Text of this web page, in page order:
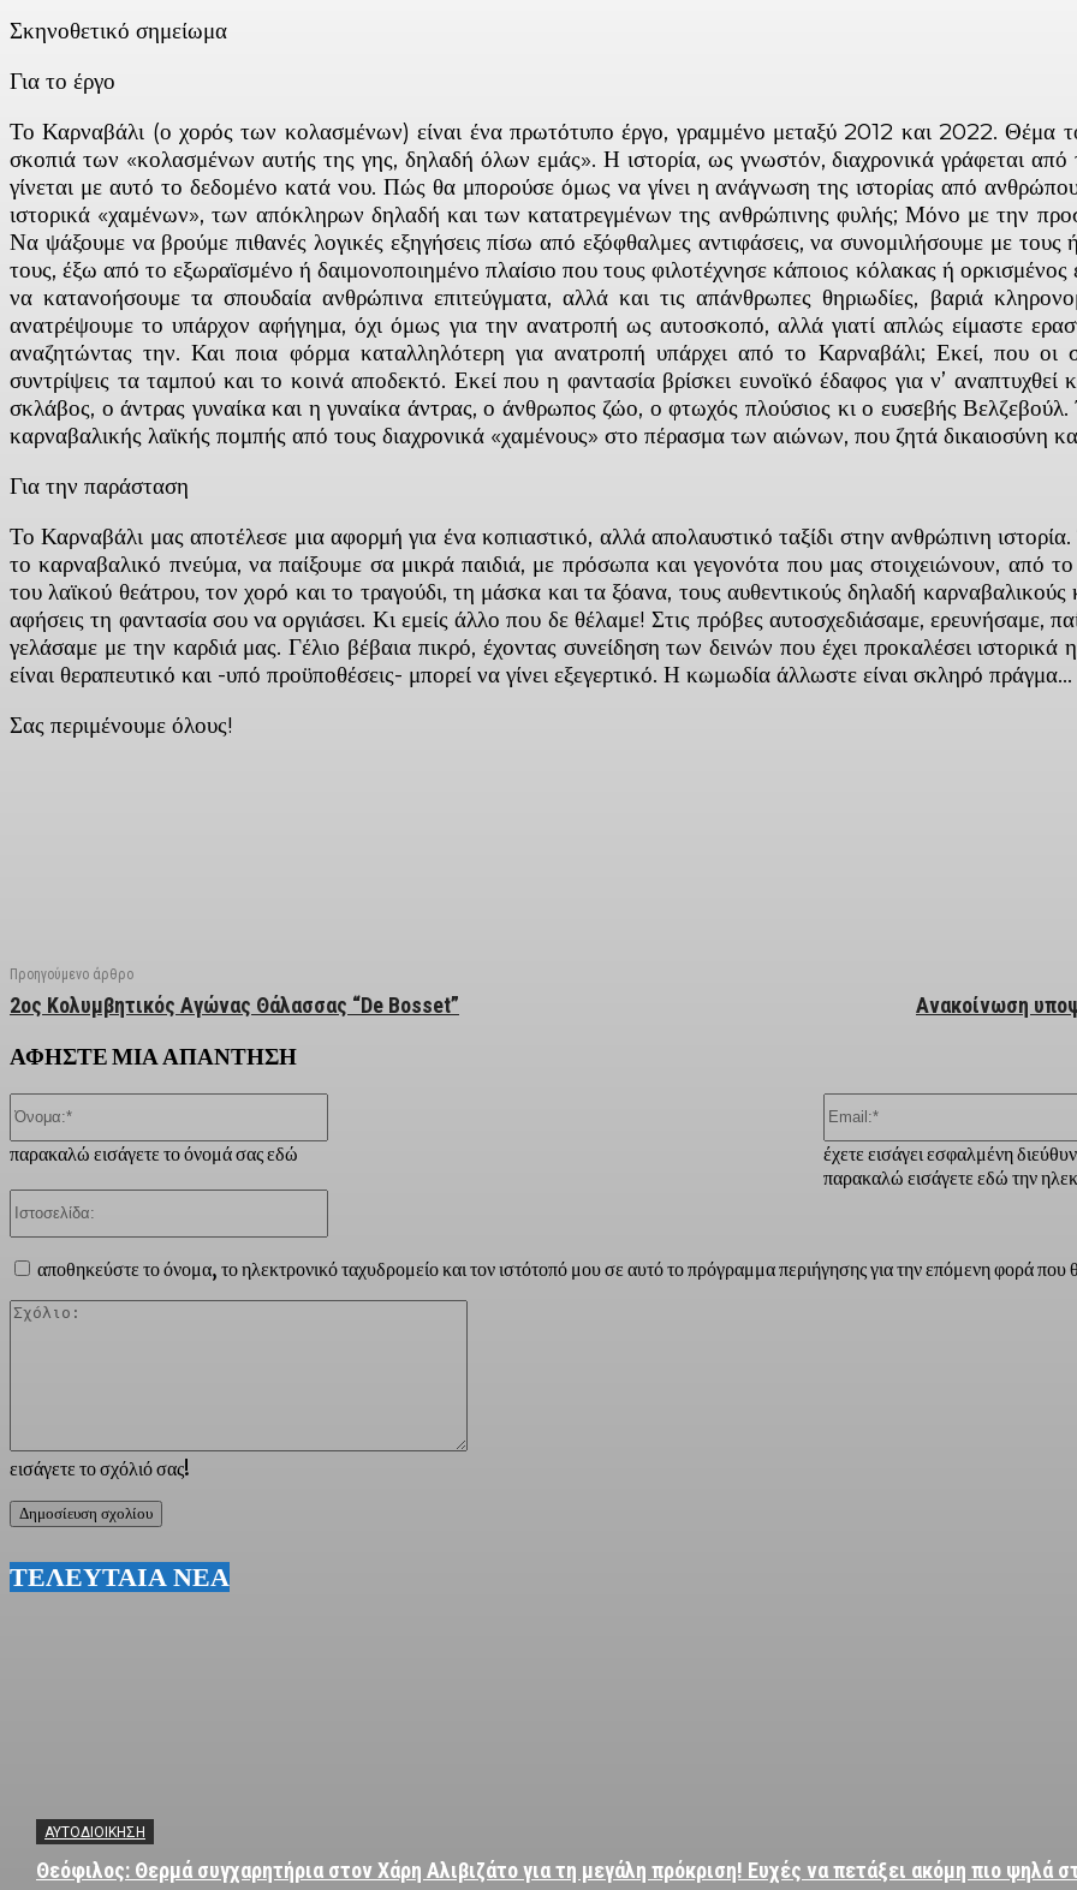
Σκηνοθετικό σημείωμα
Για το έργο
Το Καρναβάλι (ο χορός των κολασμένων) είναι ένα πρωτότυπο έργο, γραμμένο μεταξύ 2012 και 2022. Θέμα
σκοπιά των «κολασμένων αυτής της γης, δηλαδή όλων εμάς». Η ιστορία, ως γνωστόν, διαχρονικά γράφεται από
γίνεται με αυτό το δεδομένο κατά νου. Πώς θα μπορούσε όμως να γίνει η ανάγνωση της ιστορίας από
ιστορικά «χαμένων», των απόκληρων δηλαδή και των κατατρεγμένων της ανθρώπινης φυλής; Μόνο με την
Να ψάξουμε να βρούμε πιθανές λογικές εξηγήσεις πίσω από εξόφθαλμες αντιφάσεις, να συνομιλήσουμε με τους
τους, έξω από το εξωραϊσμένο ή δαιμονοποιημένο πλαίσιο που τους φιλοτέχνησε κάποιος κόλακας ή
να κατανοήσουμε τα σπουδαία ανθρώπινα επιτεύγματα, αλλά και τις απάνθρωπες θηριωδίες, βαριά
ανατρέψουμε το υπάρχον αφήγημα, όχι όμως για την ανατροπή ως αυτοσκοπό, αλλά γιατί απλώς είμαστε
αναζητώντας την. Και ποια φόρμα καταλληλότερη για ανατροπή υπάρχει από το Καρναβάλι; Εκεί, που οι
συντρίψεις τα ταμπού και το κοινά αποδεκτό. Εκεί που η φαντασία βρίσκει ευνοϊκό έδαφος για ν’
σκλάβος, ο άντρας γυναίκα και η γυναίκα άντρας, ο άνθρωπος ζώο, ο φτωχός πλούσιος κι ο ευσεβής
καρναβαλικής λαϊκής πομπής από τους διαχρονικά «χαμένους» στο πέρασμα των αιώνων, που ζητά δικαιοσύνη
Για την παράσταση
Το Καρναβάλι μας αποτέλεσε μια αφορμή για ένα κοπιαστικό, αλλά απολαυστικό ταξίδι στην ανθρώπινη
το καρναβαλικό πνεύμα, να παίξουμε σα μικρά παιδιά, με πρόσωπα και γεγονότα που μας στοιχειώνουν, από
του λαϊκού θεάτρου, τον χορό και το τραγούδι, τη μάσκα και τα ξόανα, τους αυθεντικούς δηλαδή
αφήσεις τη φαντασία σου να οργιάσει. Κι εμείς άλλο που δε θέλαμε! Στις πρόβες αυτοσχεδιάσαμε, ερευνήσαμε,
γελάσαμε με την καρδιά μας. Γέλιο βέβαια πικρό, έχοντας συνείδηση των δεινών που έχει προκαλέσει
είναι θεραπευτικό και -υπό προϋποθέσεις- μπορεί να γίνει εξεγερτικό. Η κωμωδία άλλωστε είναι σκληρό
Σας περιμένουμε όλους!
Προηγούμενο άρθρο
2ος Κολυμβητικός Αγώνας Θάλασσας “De Bosset” Aνακοίνωση
ΑΦΗΣΤΕ ΜΙΑ ΑΠΑΝΤΗΣΗ
εισάγετε το σχόλιό σας!
παρακαλώ εισάγετε το όνομά σας εδώ
έχετε εισάγει εσφαλμένη
παρακαλώ εισάγετε εδώ την
αποθηκεύστε το όνομα, το ηλεκτρονικό ταχυδρομείο και τον ιστότοπό μου σε αυτό το πρόγραμμα περιήγησης για την επόμενη φορά
ΤΕΛΕΥΤΑΙΑ ΝΕΑ
ΑΥΤΟΔΙΟΙΚΗΣΗ
Θεόφιλος: Θερμά συγχαρητήρια στον Χάρη Αλιβιζάτο για τη μεγάλη πρόκριση! Ευχές να πετάξει ακόμη πιο ψηλά